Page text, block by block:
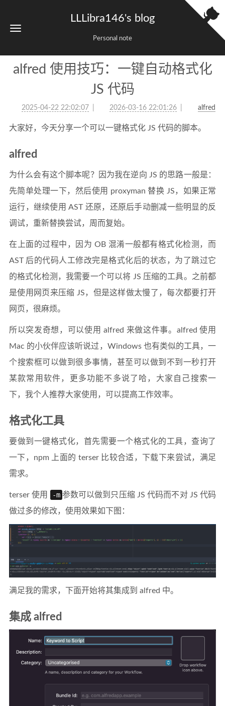
LLLibra146's blog
Personal note
alfred 使用技巧：一键自动格式化
JS 代码
2025-04-22 22:02:07 2026-03-16 22:01:26 alfred
大家好，今天分享一个可以一键格式化 JS 代码的脚本。
alfred
为什么会有这个脚本呢？因为我在逆向 JS 的思路一般是：
先简单处理一下，然后使用 proxyman 替换 JS，如果正常
运行，继续使用 AST 还原，还原后手动删减一些明显的反
调试，重新替换尝试，周而复始。
在上面的过程中，因为 OB 混淆一般都有格式化检测，而
AST 后的代码人工修改完是格式化后的状态，为了跳过它
的格式化检测，我需要一个可以将 JS 压缩的工具。之前都
是使用网页来压缩 JS，但是这样做太慢了，每次都要打开
网页，很麻烦。
所以突发奇想，可以使用 alfred 来做这件事。alfred 使用
Mac 的小伙伴应该听说过，Windows 也有类似的工具，一
个搜索框可以做到很多事情，甚至可以做到不到一秒打开
某款常用软件，更多功能不多说了哈，大家自己搜索一
下，我个人推荐大家使用，可以提高工作效率。
格式化工具
要做到一键格式化，首先需要一个格式化的工具，查询了
一下，npm 上面的 terser 比较合适，下载下来尝试，满足
需求。
terser 使用 -m 参数可以做到只压缩 JS 代码而不对 JS 代码
做过多的修改，使用效果如下图：
满足我的需求，下面开始将其集成到 alfred 中。
集成 alfred